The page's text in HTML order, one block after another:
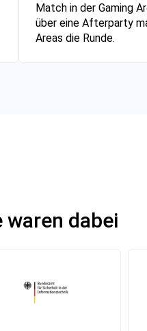
Match in der Gaming
über eine Afterparty
Areas die Runde.
waren dabei